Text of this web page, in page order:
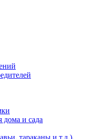
дома и сада
тараканы и т.д.),